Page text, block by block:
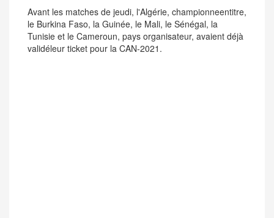
Avant les matches de jeudi, l'Algérie, championneentitre,
le Burkina Faso, la Guinée, le Mali, le Sénégal, la
Tunisie et le Cameroun, pays organisateur, avaient déjà
validéleur ticket pour la CAN-2021.